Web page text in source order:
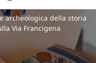
archeologica della storia
Via Francigena